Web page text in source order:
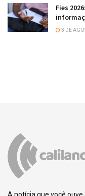
Fies
3 DE